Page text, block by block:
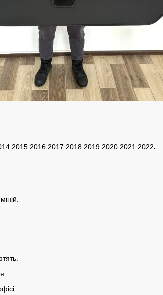
.
2015 2016 2017 2018 2019 2020 2021 2022.